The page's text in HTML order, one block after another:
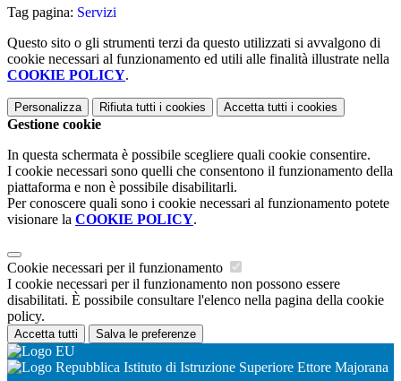
Tag pagina: Servizi
Questo sito o gli strumenti terzi da questo utilizzati si avvalgono di
cookie necessari al funzionamento ed utili alle finalità illustrate nella
COOKIE POLICY.
Personalizza Rifiuta tutti i cookies Accetta tutti i cookies
Gestione cookie
In questa schermata è possibile scegliere quali cookie consentire.
I cookie necessari sono quelli che consentono il funzionamento della
piattaforma e non è possibile disabilitarli.
Per conoscere quali sono i cookie necessari al funzionamento potete
visionare la COOKIE POLICY.
Cookie necessari per il funzionamento
I cookie necessari per il funzionamento non possono essere
disabilitati. È possibile consultare l'elenco nella pagina della cookie
policy.
Accetta tutti Salva le preferenze
Istituto di Istruzione Superiore Ettore Majorana